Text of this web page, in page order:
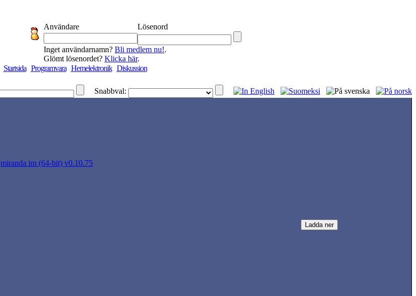
Användare
Lösenord
Inget användarnamn? Bli medlem nu!.
Glömt lösenordet? Klicka här.
Startsida Programvara Hemelektronik Diskussion
Snabbval:
miranda im (64-bit) v0.10.75